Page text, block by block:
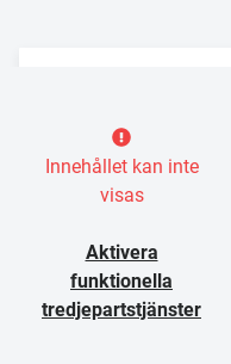
Innehållet kan inte
visas
Aktivera
funktionella
tredjepartstjänster